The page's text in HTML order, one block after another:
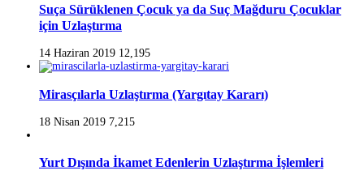
Suça Sürüklenen Çocuk ya da Suç Mağduru Çocuklar
için Uzlaştırma
14 Haziran 2019 12,195
Mirasçılarla Uzlaştırma (Yargıtay Kararı)
18 Nisan 2019 7,215
Yurt Dışında İkamet Edenlerin Uzlaştırma İşlemleri